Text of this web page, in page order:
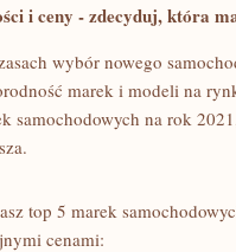
i ceny -⁣ zdecyduj, która⁣
⁣wybór nowego​
marek i modeli na
samochodowych na ⁣rok
top 5 ⁣marek
cenami: